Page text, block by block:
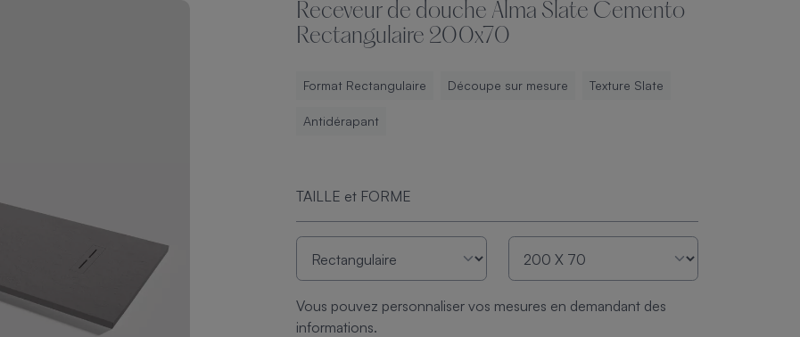
Receveur de douche Alma Slate Cemento
Rectangulaire 200x70
Format Rectangulaire Découpe sur mesure Texture Slate
Antidérapant
TAILLE et FORME
Vous pouvez personnaliser vos mesures en demandant des
informations.